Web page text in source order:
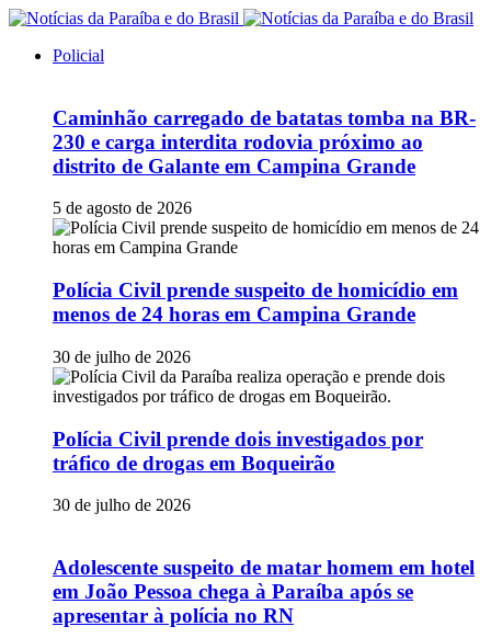
Policial
Caminhão carregado de batatas tomba na BR-
230 e carga interdita rodovia próximo ao
distrito de Galante em Campina Grande
5 de agosto de 2026
Polícia Civil prende suspeito de homicídio em
menos de 24 horas em Campina Grande
30 de julho de 2026
Polícia Civil prende dois investigados por
tráfico de drogas em Boqueirão
30 de julho de 2026
Adolescente suspeito de matar homem em hotel
em João Pessoa chega à Paraíba após se
apresentar à polícia no RN